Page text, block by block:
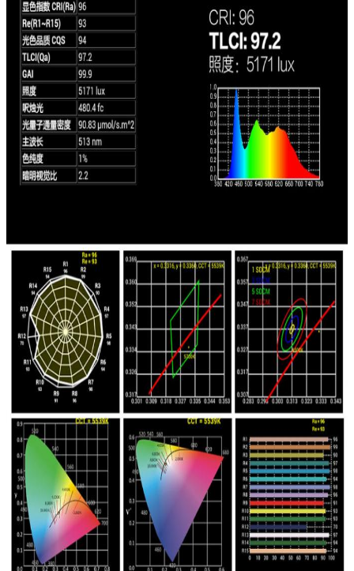
একটি বার্তা রেখে যান
আমরা শীঘ্রই আপনাকে আবার কল করব!
জমা দিন